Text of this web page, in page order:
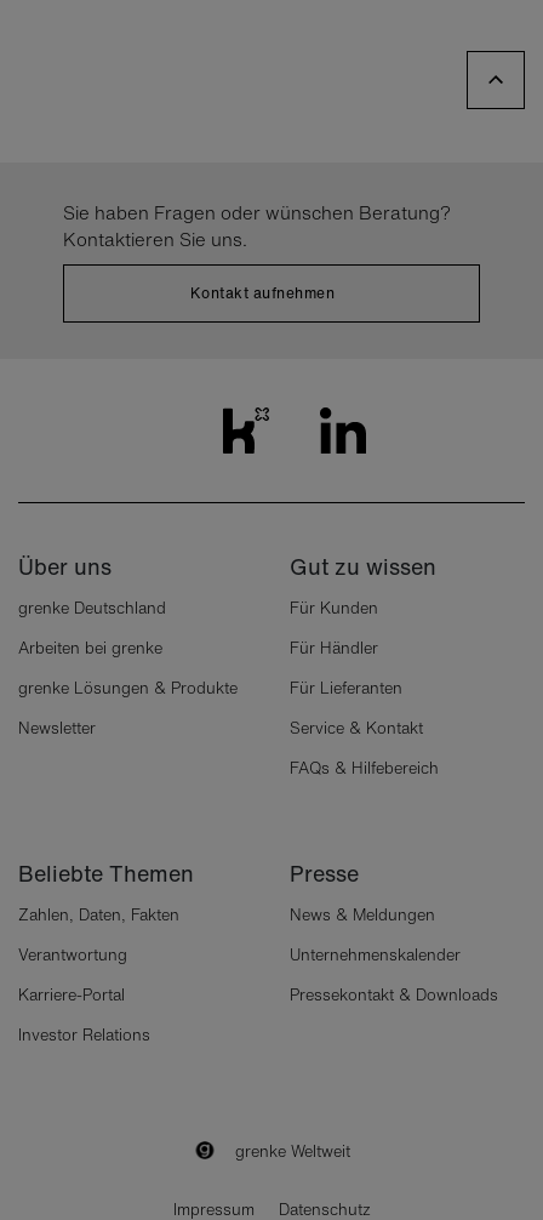
Sie haben Fragen oder wünschen Beratung?
Kontaktieren Sie uns.
Kontakt aufnehmen
Über uns
grenke Deutschland
Arbeiten bei grenke
grenke Lösungen & Produkte
Newsletter
Gut zu wissen
Für Kunden
Für Händler
Für Lieferanten
Service & Kontakt
FAQs & Hilfebereich
Beliebte Themen
Zahlen, Daten, Fakten
Verantwortung
Karriere-Portal
Investor Relations
Presse
News & Meldungen
Unternehmenskalender
Pressekontakt & Downloads
grenke Weltweit
Impressum Datenschutz